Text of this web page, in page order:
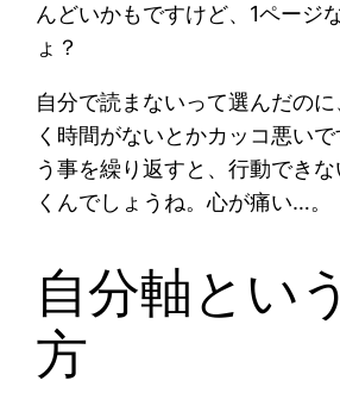
んどいかもですけど、1ページ
ょ？
自分で読まないって選んだの
く時間がないとかカッコ悪い
う事を繰り返すと、行動でき
くんでしょうね。心が痛い…。
自分軸とい
方